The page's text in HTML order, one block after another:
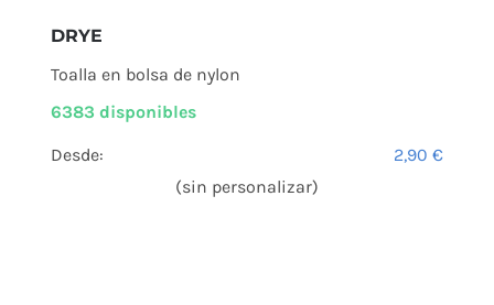
DRYE
Toalla en bolsa de nylon
6383 disponibles
Desde: 2,90€
(sin personalizar)